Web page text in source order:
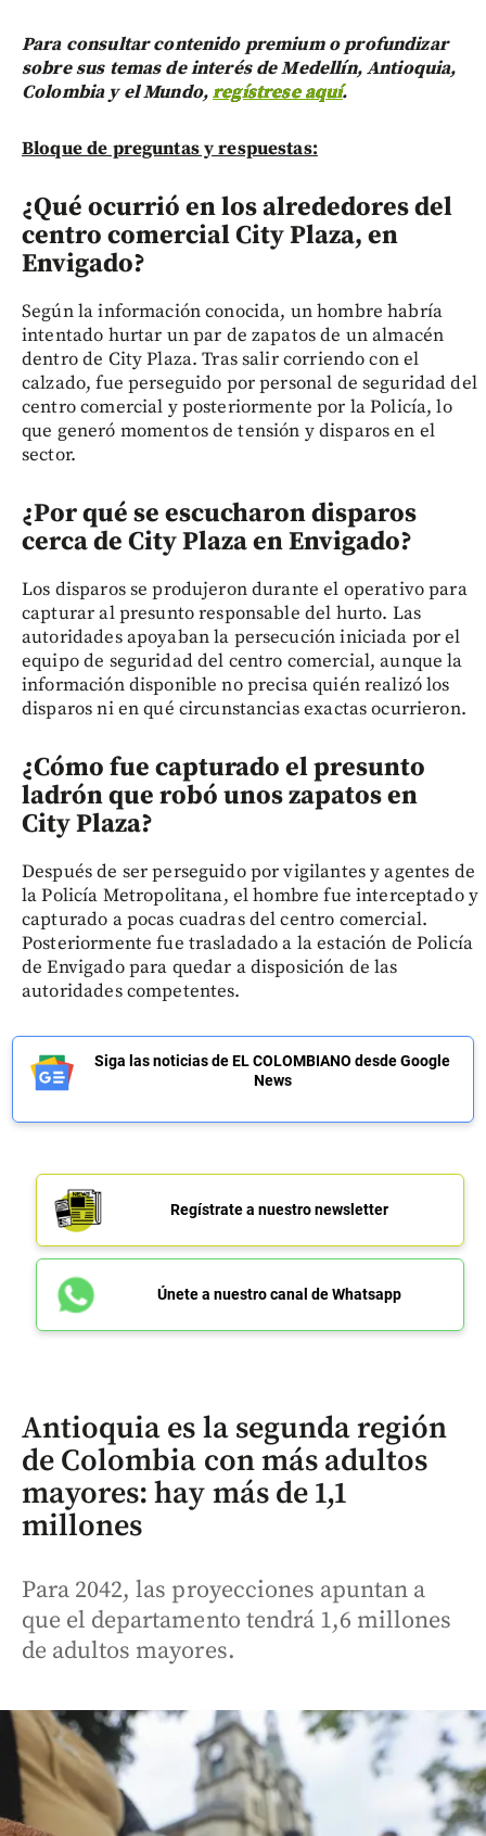
Para consultar contenido premium o profundizar
sobre sus temas de interés de Medellín, Antioquia,
Colombia y el Mundo,regístrese aquí.
Bloque de preguntas y respuestas:
¿Qué ocurrió en los alrededores del
centro comercial City Plaza, en
Envigado?
Según la información conocida, un hombre habría
intentado hurtar un par de zapatos de un almacén
dentro de City Plaza. Tras salir corriendo con el
calzado, fue perseguido por personal de seguridad del
centro comercial y posteriormente por la Policía, lo
que generó momentos de tensión y disparos en el
sector.
¿Por qué se escucharon disparos
cerca de City Plaza en Envigado?
Los disparos se produjeron durante el operativo para
capturar al presunto responsable del hurto. Las
autoridades apoyaban la persecución iniciada por el
equipo de seguridad del centro comercial, aunque la
información disponible no precisa quién realizó los
disparos ni en qué circunstancias exactas ocurrieron.
¿Cómo fue capturado el presunto
ladrón que robó unos zapatos en
City Plaza?
Después de ser perseguido por vigilantes y agentes de
la Policía Metropolitana, el hombre fue interceptado y
capturado a pocas cuadras del centro comercial.
Posteriormente fue trasladado a la estación de Policía
de Envigado para quedar a disposición de las
autoridades competentes.
Siga las noticias de EL COLOMBIANO desde Google
News
Regístrate a nuestro newsletter
Únete a nuestro canal de Whatsapp
Antioquia es la segunda región
de Colombia con más adultos
mayores: hay más de 1,1
millones
Para 2042, las proyecciones apuntan a
que el departamento tendrá 1,6 millones
de adultos mayores.